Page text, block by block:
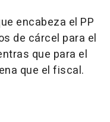
encabeza el PP
de cárcel para el
que para el
que el fiscal.